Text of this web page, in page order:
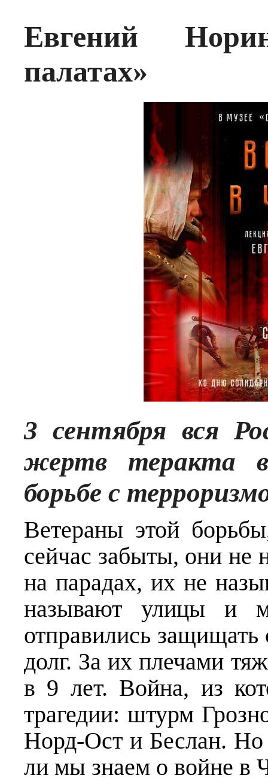
Евгений
палатах»
3 сентября вся
жертв теракта
борьбе с
Ветераны этой
сейчас забыты, они не
на парадах, их не
называют улицы и
отправились
долг. За их плечами
в 9 лет. Война, из
трагедии: штурм
Норд-Ост и Беслан.
ли мы знаем о войне в